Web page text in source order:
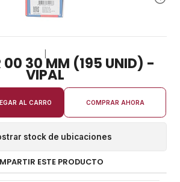
00 30 MM (195 UNID) -
VIPAL
AL CARRO COMPRAR AHORA
stock de ubicaciones
ESTE PRODUCTO